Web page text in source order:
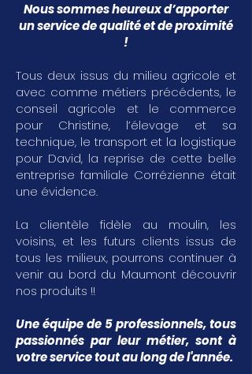
Nous sommes heureux d’apporter
un service de qualité et de proximité
!
Tous deux issus du milieu agricole et
avec comme métiers précédents, le
conseil agricole et le commerce
pour Christine, l’élevage et sa
technique, le transport et la logistique
pour David, la reprise de cette belle
entreprise familiale Corrézienne était
une évidence.
La clientèle fidèle au moulin, les
voisins, et les futurs clients issus de
tous les milieux, pourrons continuer à
venir au bord du Maumont découvrir
nos produits !!
Une équipe de 5 professionnels, tous
passionnés par leur métier, sont à
votre service tout au long de l'année.